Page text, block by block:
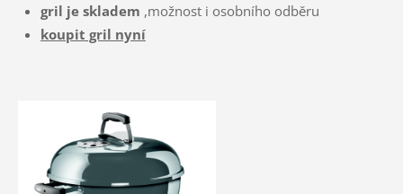
gril je skladem ,možnost i osobního odběru
koupit gril nyní